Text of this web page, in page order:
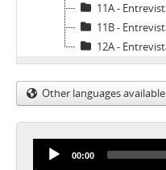
11A -
11B -
12A -
Other languages available
00:00